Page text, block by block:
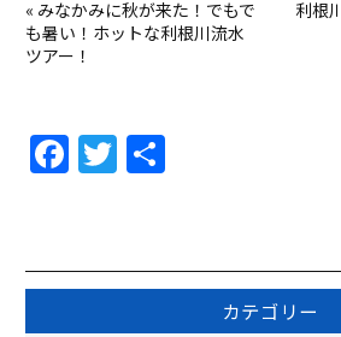
« みなかみに秋が来た！でもで
も暑い！ホットな利根川流水
ツアー！
利根
F
a
e
b
T
w
er
カテゴリー